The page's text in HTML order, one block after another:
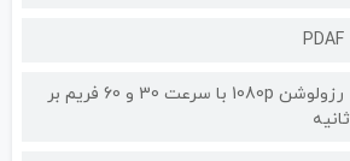
PDAF
رزولوشن 1080p با سرعت 30 و 60 فریم بر
ثانیه